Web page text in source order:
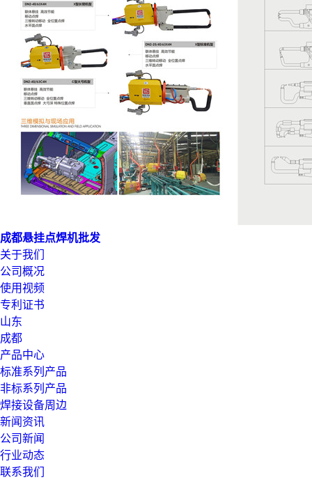
成都悬挂点焊机批发
关于我们
公司概况
使用视频
专利证书
山东
成都
产品中心
标准系列产品
非标系列产品
焊接设备周边
新闻资讯
公司新闻
行业动态
联系我们